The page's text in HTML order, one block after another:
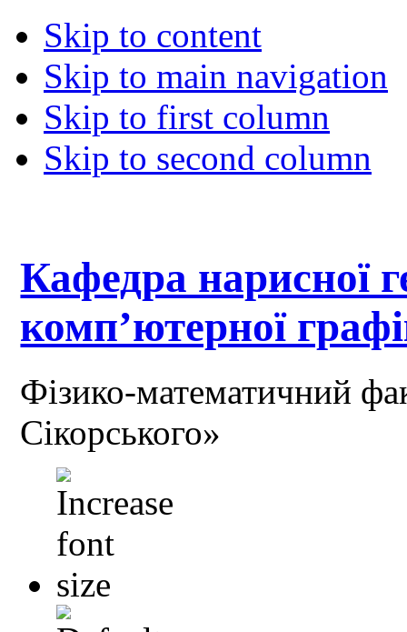
Skip to content
Skip to main navigation
Skip to first column
Skip to second column
Кафедра нарисної
комп’ютерної
Фізико-математичний
Сікорського»